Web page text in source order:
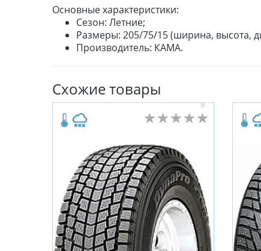
Основные характеристики:
Сезон: Летние;
Размеры: 205/75/15 (ширина, высота,
Производитель: КАМА.
Схожие товары